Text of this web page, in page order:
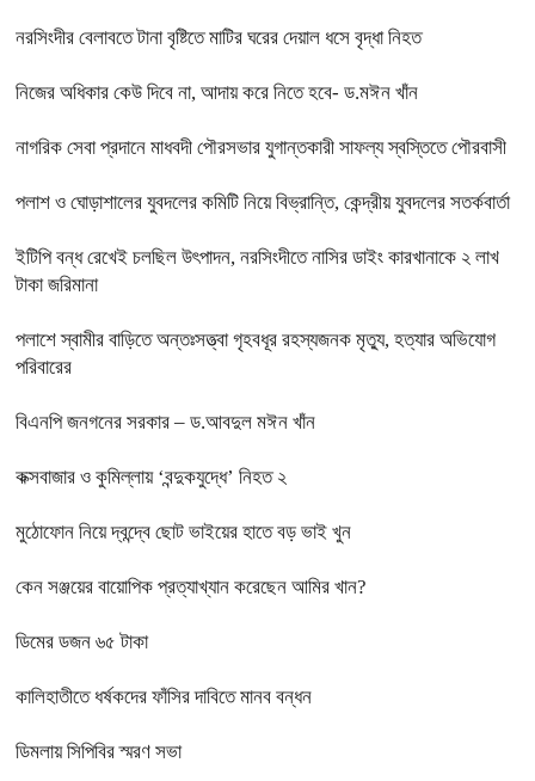
নরসিংদীর বেলাবতে টানা বৃষ্টিতে মাটির ঘরের দেয়াল ধসে বৃদ্ধা নিহত
নিজের অধিকার কেউ দিবে না, আদায় করে নিতে হবে- ড.মঈন খাঁন
নাগরিক সেবা প্রদানে মাধবদী পৌরসভার যুগান্তকারী সাফল্য স্বস্তিতে পৌরবাসী
পলাশ ও ঘোড়াশালের যুবদলের কমিটি নিয়ে বিভ্রান্তি, কেন্দ্রীয় যুবদলের সতর্কবার্তা
ইটিপি বন্ধ রেখেই চলছিল উৎপাদন, নরসিংদীতে নাসির ডাইং কারখানাকে ২ লাখ
টাকা জরিমানা
পলাশে স্বামীর বাড়িতে অন্তঃসত্ত্বা গৃহবধূর রহস্যজনক মৃত্যু, হত্যার অভিযোগ
পরিবারের
বিএনপি জনগনের সরকার – ড.আবদুল মঈন খাঁন
কক্সবাজার ও কুমিল্লায় ‘বন্দুকযুদ্ধে’ নিহত ২
মুঠোফোন নিয়ে দ্বন্দ্বে ছোট ভাইয়ের হাতে বড় ভাই খুন
কেন সঞ্জয়ের বায়োপিক প্রত্যাখ্যান করেছেন আমির খান?
ডিমের ডজন ৬৫ টাকা
কালিহাতীতে ধর্ষকদের ফাঁসির দাবিতে মানব বন্ধন
ডিমলায় সিপিবির স্মরণ সভা